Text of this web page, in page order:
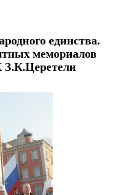
единства.
мемориалов
З.К.Церетели